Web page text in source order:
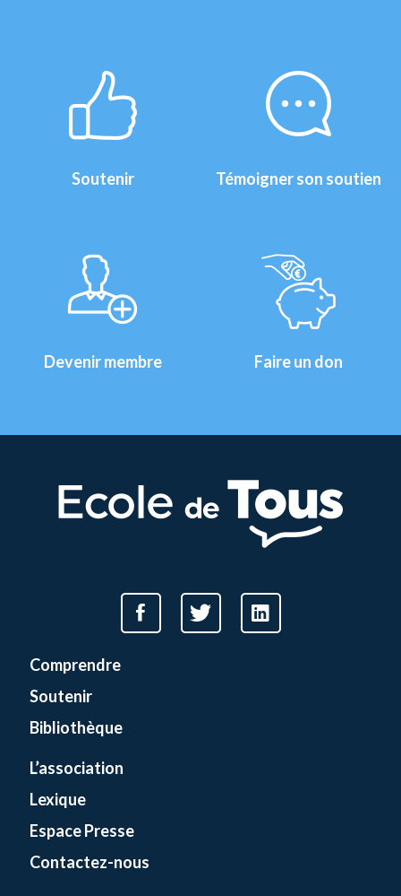
Soutenir Témoigner son soutien
Devenir membre Faire un don
Comprendre
Soutenir
Bibliothèque
L’association
Lexique
Espace Presse
Contactez-nous